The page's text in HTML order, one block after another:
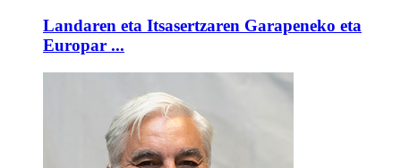
Landaren eta Itsasertzaren Garapeneko eta
Europar ...